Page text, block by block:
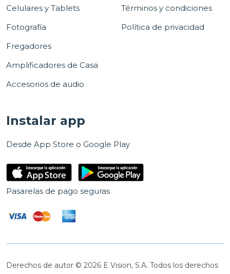
Celulares y Tablets
Fotografía
Fregadores
Amplificadores de Casa
Accesorios de audio
Términos y condiciones
Política de privacidad
Instalar app
Desde App Store o Google Play
Pasarelas de pago seguras
Derechos de autor © 2026 E Vision, S.A. Todos los derechos